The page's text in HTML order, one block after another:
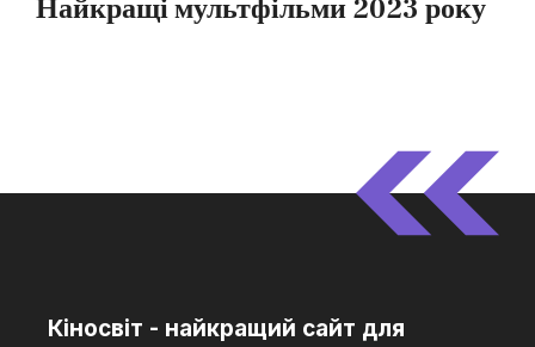
Кіносвіт - найкращий сайт для